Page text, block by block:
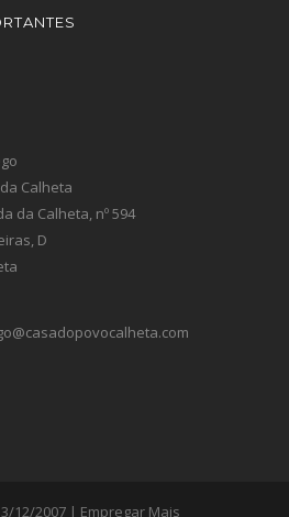
Calheta
da Calheta, nº 594
D
12/2007 | Empregar Mais